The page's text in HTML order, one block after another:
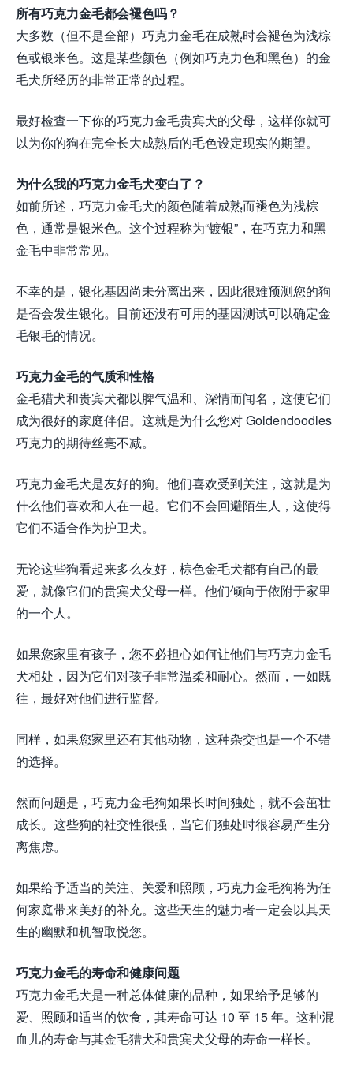
所有巧克力金毛都会褪色吗？
大多数（但不是全部）巧克力金毛在成熟时会褪色为浅棕
色或银米色。这是某些颜色（例如巧克力色和黑色）的金
毛犬所经历的非常正常的过程。
最好检查一下你的巧克力金毛贵宾犬的父母，这样你就可
以为你的狗在完全长大成熟后的毛色设定现实的期望。
为什么我的巧克力金毛犬变白了？
如前所述，巧克力金毛犬的颜色随着成熟而褪色为浅棕
色，通常是银米色。这个过程称为“镀银”，在巧克力和黑
金毛中非常常见。
不幸的是，银化基因尚未分离出来，因此很难预测您的狗
是否会发生银化。目前还没有可用的基因测试可以确定金
毛银毛的情况。
巧克力金毛的气质和性格
金毛猎犬和贵宾犬都以脾气温和、深情而闻名，这使它们
成为很好的家庭伴侣。这就是为什么您对 Goldendoodles
巧克力的期待丝毫不减。
巧克力金毛犬是友好的狗。他们喜欢受到关注，这就是为
什么他们喜欢和人在一起。它们不会回避陌生人，这使得
它们不适合作为护卫犬。
无论这些狗看起来多么友好，棕色金毛犬都有自己的最
爱，就像它们的贵宾犬父母一样。他们倾向于依附于家里
的一个人。
如果您家里有孩子，您不必担心如何让他们与巧克力金毛
犬相处，因为它们对孩子非常温柔和耐心。然而，一如既
往，最好对他们进行监督。
同样，如果您家里还有其他动物，这种杂交也是一个不错
的选择。
然而问题是，巧克力金毛狗如果长时间独处，就不会茁壮
成长。这些狗的社交性很强，当它们独处时很容易产生分
离焦虑。
如果给予适当的关注、关爱和照顾，巧克力金毛狗将为任
何家庭带来美好的补充。这些天生的魅力者一定会以其天
生的幽默和机智取悦您。
巧克力金毛的寿命和健康问题
巧克力金毛犬是一种总体健康的品种，如果给予足够的
爱、照顾和适当的饮食，其寿命可达 10 至 15 年。这种混
血儿的寿命与其金毛猎犬和贵宾犬父母的寿命一样长。